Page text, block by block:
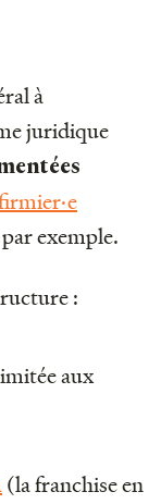
à
juridique
exemple.
:
aux
(la franchise en